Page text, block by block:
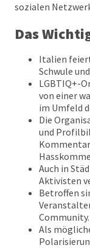
sozialen
Das
Italien
Schwule
LGBTIQ+-
von einer
im Umfeld
Die
und
Auch in
Aktivisten
Betroffen
Community.
Als